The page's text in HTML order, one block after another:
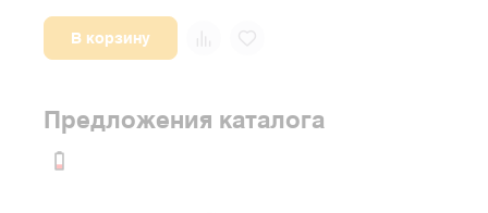
В корзину
Предложения каталога